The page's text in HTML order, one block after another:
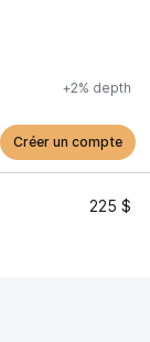
+2% depth
Créer un compte
225 $